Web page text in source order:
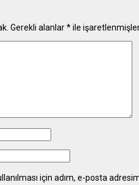
Gerekli alanlar*ile
için adım, e-posta